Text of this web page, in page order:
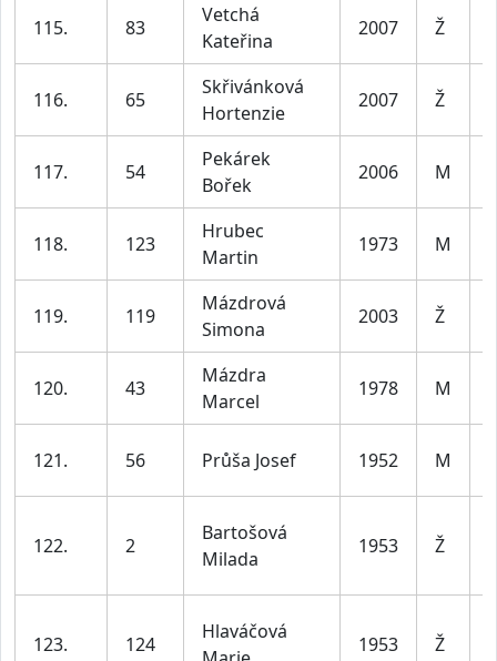
115. 83
Vetchá
Kateřina
2007 Ž
116. 65
Skřivánková
Hortenzie
2007 Ž
117. 54
Pekárek
Bořek
2006 M
118. 123
Hrubec
Martin
1973 M
119. 119
Mázdrová
Simona
2003 Ž
120. 43
Mázdra
Marcel
1978 M
121. 56 Průša Josef 1952 M
122. 2
Bartošová
Milada
1953 Ž
123. 124
Hlaváčová
1953 Ž